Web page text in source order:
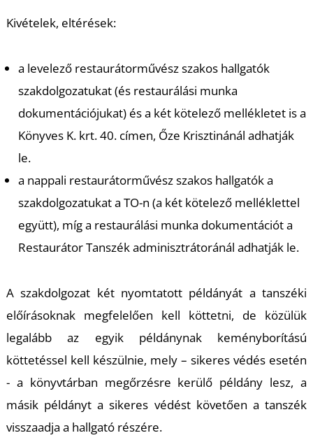
Kivételek, eltérések:
a levelező restaurátorművész szakos hallgatók
szakdolgozatukat (és restaurálási munka
dokumentációjukat) és a két kötelező mellékletet is a
Könyves K. krt. 40. címen, Őze Krisztinánál adhatják
le.
a nappali restaurátorművész szakos hallgatók a
szakdolgozatukat a TO-n (a két kötelező melléklettel
együtt), míg a restaurálási munka dokumentációt a
Restaurátor Tanszék adminisztrátoránál adhatják le.
A szakdolgozat két nyomtatott példányát a tanszéki
előírásoknak megfelelően kell köttetni, de közülük
legalább az egyik példánynak keményborítású
köttetéssel kell készülnie, mely – sikeres védés esetén
- a könyvtárban megőrzésre kerülő példány lesz, a
másik példányt a sikeres védést követően a tanszék
visszaadja a hallgató részére.